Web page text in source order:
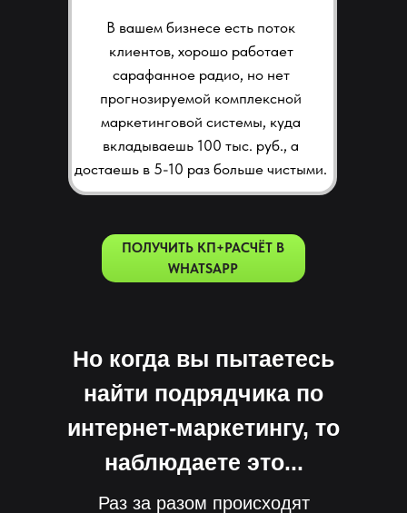
В вашем бизнесе есть поток
клиентов, хорошо работает
сарафанное радио, но нет
прогнозируемой комплексной
маркетинговой системы, куда
вкладываешь 100 тыс. руб., а
достаешь в 5-10 раз больше чистыми.
ПОЛУЧИТЬ КП+РАСЧЁТ В
WHATSAPP
Но когда вы пытаетесь
найти подрядчика по
интернет-маркетингу, то
наблюдаете это...
Раз за разом происходят